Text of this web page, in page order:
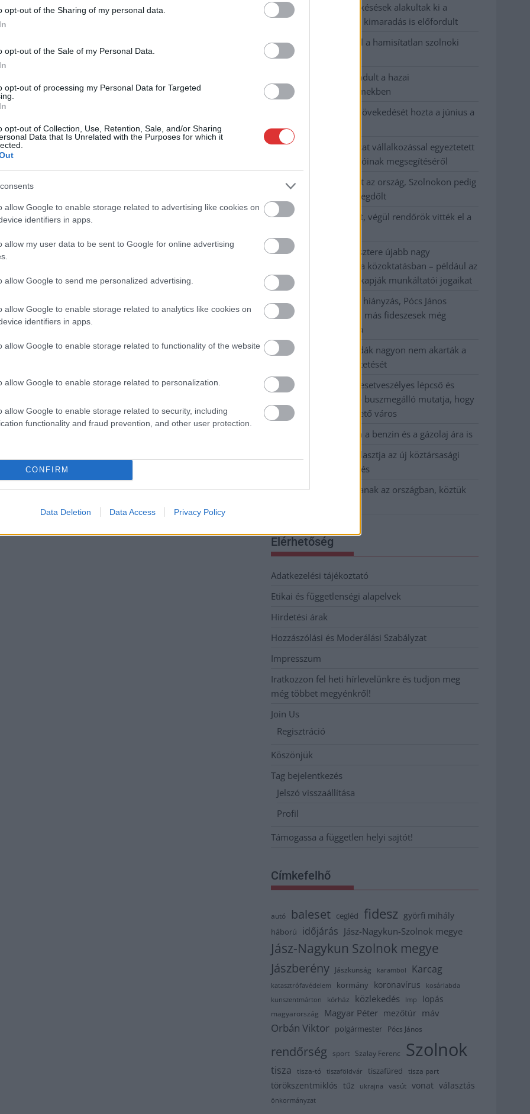
opt-out of the Sharing of my personal data.
opt-out of the Sale of my Personal Data.
opt-out of processing my Personal Data for Targeted
opt-out of Collection, Use, Retention, Sale, and/or Sharing
Data that Is Unrelated with the Purposes for which it
allow Google to enable storage related to advertising like cookies on
identifiers in apps.
allow my user data to be sent to Google for online advertising
allow Google to send me personalized advertising.
allow Google to enable storage related to analytics like cookies on
identifiers in apps.
allow Google to enable storage related to functionality of the website
allow Google to enable storage related to personalization.
allow Google to enable storage related to security, including
functionality and fraud prevention, and other user protection.
CONFIRM
Data Deletion Data Access Privacy Policy
készül a
szolnoki habos
desszert,
óta szeretnek, és
ma is próbálnak
Györfi Mihály több tucat
megsegítéséről
jelezte, hogy segítene azoknak a
Szolnok
vasútvonalon, alapos késések alakultak ki a
menetrendhez képest, kimaradás is előfordult
Ön szerint hogy készül a hamisítatlan szolnoki
habos isler?
Országos ellenőrzés indult a hazai
akkumulátoripari üzemekben
Az idei év leglassabb növekedését hozta a június a
kiskereskedelemben
Györfi Mihály több tucat vállalkozással egyeztetett
a kerékpárgyár dolgozóinak megsegítéséről
41 fok fölé forrósodott az ország, Szolnokon pedig
egy másik rekord is megdőlt
Egy telefonhívást akart, végül rendőrök vitték el a
A Tisza kormány minisztere újabb nagy
változásokról döntött a közoktatásban – például az
iskolaigazgatók visszakapják munkáltatói jogaikat
Sok volt az igazolatlan hiányzás, Pócs János
fizetéslevonást kapott, más fideszesek még
kevesebbet vittek haza
A Szolnok megyei gazdák nagyon nem akarták a
JÉGER további üzemeltetését
Csendélet 5.0: alig balesetveszélyes lépcső és
remek állapotban levő buszmegálló mutatja, hogy
Szolnok mennyire élhető város
Pénteken újra csökken a benzin és a gázolaj ára is
Napokon belül megválasztja az új köztársasági
elnököt az Országgyűlés
Kiterjedt tüzek pusztítanak az országban, köztük
Elérhetőség
Adatkezelési tájékoztató
Etikai és függetlenségi alapelvek
Hirdetési árak
Hozzászólási és Moderálási Szabályzat
Impresszum
Iratkozzon fel heti hírlevelünkre és tudjon meg
még többet megyénkről!
Join Us
Regisztráció
Köszönjük
Tag bejelentkezés
Jelszó visszaállítása
Profil
Támogassa a független helyi sajtót!
Címkefelhő
autó baleset cegléd fidesz györfi mihály
háború időjárás Jász-Nagykun-Szolnok megye
Jász-Nagykun Szolnok megye
Jászberény Jászkunság karambol Karcag
katasztrófavédelem kormány koronavírus
kosárlabda
kunszentmárton
kórház közlekedés lmp lopás
magyarország Magyar Péter mezőtúr máv
Orbán Viktor polgármester Pócs János
rendőrség sport Szalay Ferenc Szolnok
tisza tisza-tó tiszaföldvár tiszafüred tisza part
törökszentmiklós tűz ukrajna vasút vonat választás
önkormányzat